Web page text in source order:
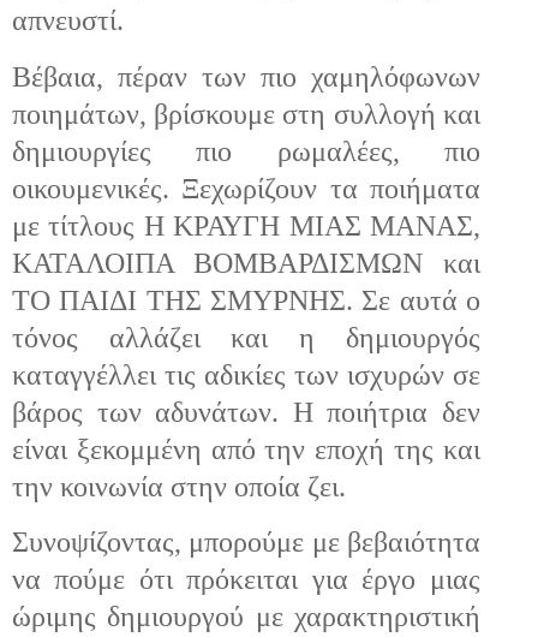
απνευστί.
Βέβαια, πέραν των πιο χαμηλόφωνων
ποιημάτων, βρίσκουμε στη συλλογή και
δημιουργίες πιο ρωμαλέες, πιο
οικουμενικές. Ξεχωρίζουν τα ποιήματα
με τίτλους Η ΚΡΑΥΓΗ ΜΙΑΣ ΜΑΝΑΣ,
ΚΑΤΑΛΟΙΠΑ ΒΟΜΒΑΡΔΙΣΜΩΝ και
ΤΟ ΠΑΙΔΙ ΤΗΣ ΣΜΥΡΝΗΣ. Σε αυτά ο
τόνος αλλάζει και η δημιουργός
καταγγέλλει τις αδικίες των ισχυρών σε
βάρος των αδυνάτων. Η ποιήτρια δεν
είναι ξεκομμένη από την εποχή της και
την κοινωνία στην οποία ζει.
Συνοψίζοντας, μπορούμε με βεβαιότητα
να πούμε ότι πρόκειται για έργο μιας
ώριμης δημιουργού με χαρακτηριστική